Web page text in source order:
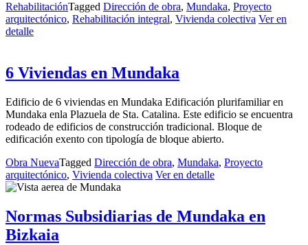
RehabilitaciónTagged Dirección de obra, Mundaka, Proyecto
arquitectónico, Rehabilitación integral, Vivienda colectiva Ver en
detalle
6 Viviendas en Mundaka
Edificio de 6 viviendas en Mundaka Edificación plurifamiliar en
Mundaka enla Plazuela de Sta. Catalina. Este edificio se encuentra
rodeado de edificios de construcción tradicional. Bloque de
edificación exento con tipología de bloque abierto.
Obra NuevaTagged Dirección de obra, Mundaka, Proyecto
arquitectónico, Vivienda colectiva Ver en detalle
Normas Subsidiarias de Mundaka en
Bizkaia